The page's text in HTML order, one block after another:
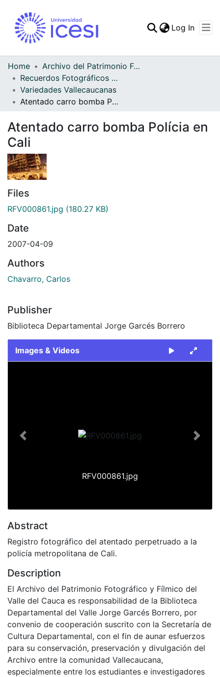
Log In
Home
Archivo del Patrimonio Fotográfico y Fílmico del Valle del Cauca
Recuerdos Fotográficos Vallecaucanos
Variedades Vallecaucanas
Atentado carro bomba Polícia en Cali
Atentado carro bomba Polícia en
Cali
Files
RFV000861.jpg (180.27 KB)
Date
2007-04-09
Authors
Chavarro, Carlos
Publisher
Biblioteca Departamental Jorge Garcés Borrero
Images & Videos
RFV000861.jpg
Previous Next
Abstract
Registro fotográfico del atentado perpetruado a la
policía metropolitana de Cali.
Description
El Archivo del Patrimonio Fotográfico y Fílmico del
Valle del Cauca es responsabilidad de la Biblioteca
Departamental del Valle Jorge Garcés Borrero, por
convenio de cooperación suscrito con la Secretaría de
Cultura Departamental, con el fin de aunar esfuerzos
para su conservación, preservación y divulgación del
Archivo entre la comunidad Vallecaucana,
especialmente entre los estudiantes e investigadores